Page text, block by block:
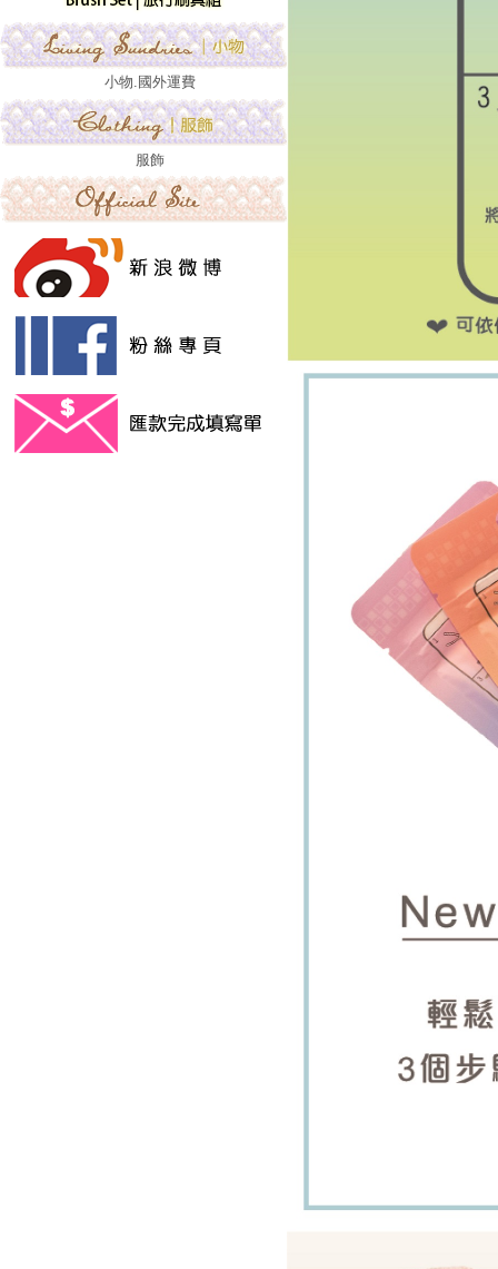
小物.國外運費
服飾